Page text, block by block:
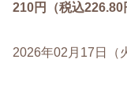
210円（税込226.80
2026年02月17日（